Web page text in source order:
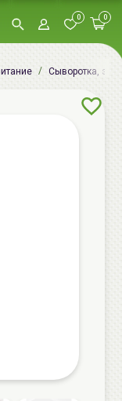
0 0
Сыворотка,